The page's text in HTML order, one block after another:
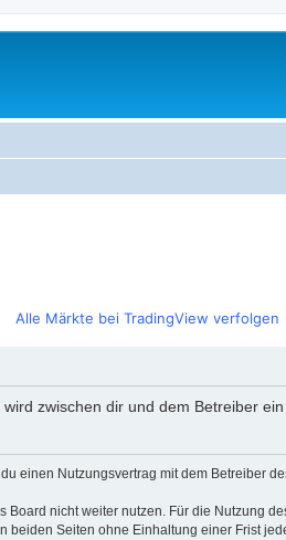
Alle Märkte bei TradingView verfolgen
zwischen dir und dem Betreiber
einen Nutzungsvertrag mit dem Betreiber
nicht weiter nutzen. Für die Nutzung
beiden Seiten ohne Einhaltung einer Frist